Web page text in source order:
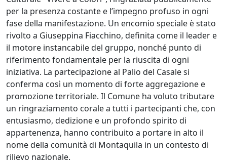
per la presenza costante e l’impegno profuso in ogni
fase della manifestazione. Un encomio speciale è stato
rivolto a Giuseppina Fiacchino, definita come il leader e
il motore instancabile del gruppo, nonché punto di
riferimento fondamentale per la riuscita di ogni
iniziativa. La partecipazione al Palio del Casale si
conferma così un momento di forte aggregazione e
promozione territoriale. Il Comune ha voluto tributare
un ringraziamento corale a tutti i partecipanti che, con
entusiasmo, dedizione e un profondo spirito di
appartenenza, hanno contribuito a portare in alto il
nome della comunità di Montaquila in un contesto di
rilievo nazionale.